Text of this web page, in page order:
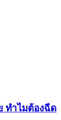
ทำไมต้องฉีด